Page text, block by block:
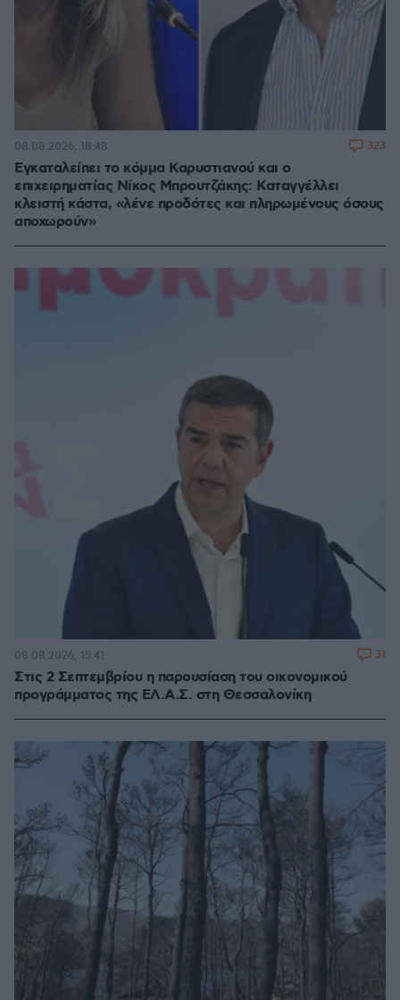
Εγκαταλείπει το κόμμα Καρυστιανού και ο
επιχειρηματίας Νίκος Μπρουτζάκης: Καταγγέλλει
κλειστή κάστα, «λένε προδότες και πληρωμένους όσους
αποχωρούν»
08.08.2026, 18:48 323
Στις 2 Σεπτεμβρίου η παρουσίαση του οικονομικού
προγράμματος της ΕΛ.Α.Σ. στη Θεσσαλονίκη
08.08.2026, 15:41 31